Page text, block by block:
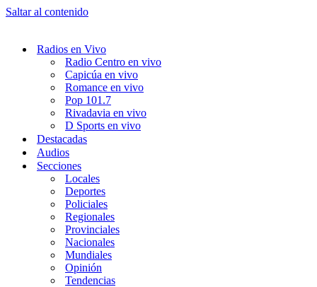
Saltar al contenido
Radios en Vivo
Radio Centro en vivo
Capicúa en vivo
Romance en vivo
Pop 101.7
Rivadavia en vivo
D Sports en vivo
Destacadas
Audios
Secciones
Locales
Deportes
Policiales
Regionales
Provinciales
Nacionales
Mundiales
Opinión
Tendencias